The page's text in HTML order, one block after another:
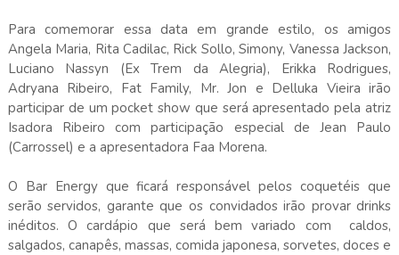
Para comemorar essa data em grande estilo, os amigos
Angela Maria, Rita Cadilac, Rick Sollo, Simony, Vanessa Jackson,
Luciano Nassyn (Ex Trem da Alegria), Erikka Rodrigues,
Adryana Ribeiro, Fat Family, Mr. Jon e Delluka Vieira irão
participar de um pocket show que será apresentado pela atriz
Isadora Ribeiro com participação especial de Jean Paulo
(Carrossel) e a apresentadora Faa Morena.
O Bar Energy que ficará responsável pelos coquetéis que
serão servidos, garante que os convidados irão provar drinks
inéditos. O cardápio que será bem variado com caldos,
salgados, canapês, massas, comida japonesa, sorvetes, doces e